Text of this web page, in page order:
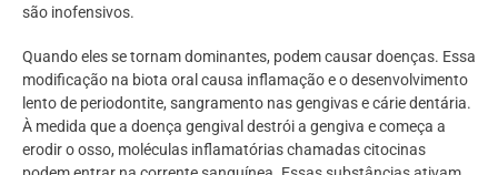
são inofensivos.
Quando eles se tornam dominantes, podem causar doenças. Essa
modificação na biota oral causa inflamação e o desenvolvimento
lento de periodontite, sangramento nas gengivas e cárie dentária.
À medida que a doença gengival destrói a gengiva e começa a
erodir o osso, moléculas inflamatórias chamadas citocinas